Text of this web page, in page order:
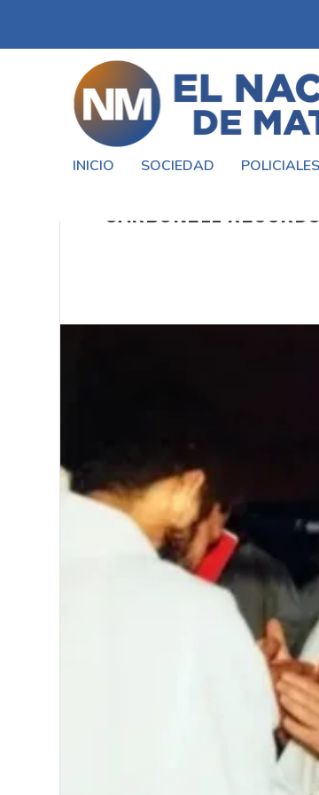
INICIO SOCIEDAD POLICIALES
CARBONELL